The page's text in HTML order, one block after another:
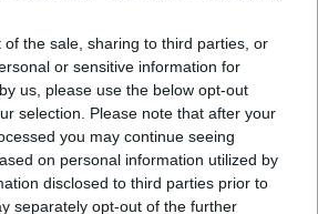
of the sale, sharing to third parties, or
or sensitive information for
us, please use the below opt-out
selection. Please note that after your
you may continue seeing
on personal information utilized by
disclosed to third parties prior to
separately opt-out of the further
HASZNÁLOD, AZ RENDKÍVÜL MAGAS
ÉRZELMI INTELLIGENCIÁRA UTALHAT
Te szoktad?
TÁROLJÁK A GYÓGYSZEREIKET –
A HATÁSUK